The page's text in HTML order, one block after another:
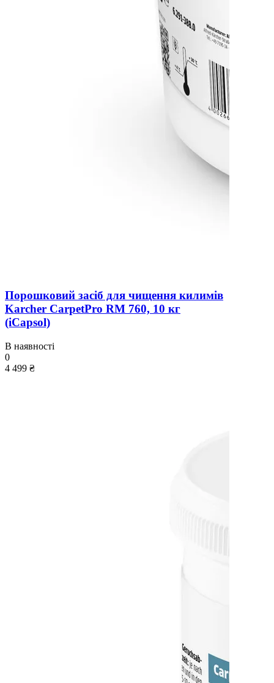
Порошковий засіб для чищення килимів
Karcher CarpetPro RM 760, 10 кг
(iCapsol)
В наявності
0
4 499 ₴